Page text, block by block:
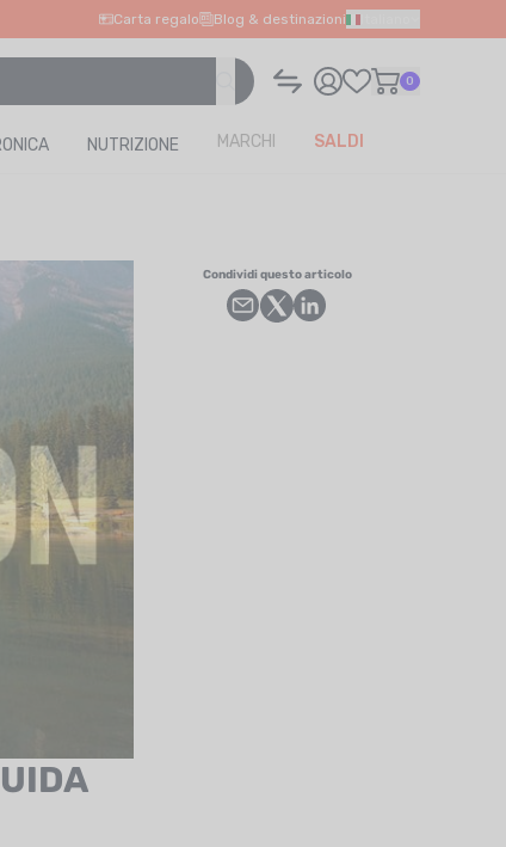
Carta regalo Blog & destinazioni Italiano
0
NUTRIZIONE MARCHI SALDI
Condividi questo articolo